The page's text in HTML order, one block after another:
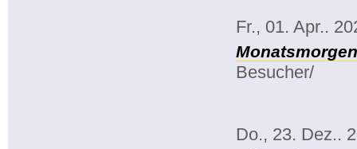
Fr., 01. Apr..
Besucher/
Do., 23. Dez..